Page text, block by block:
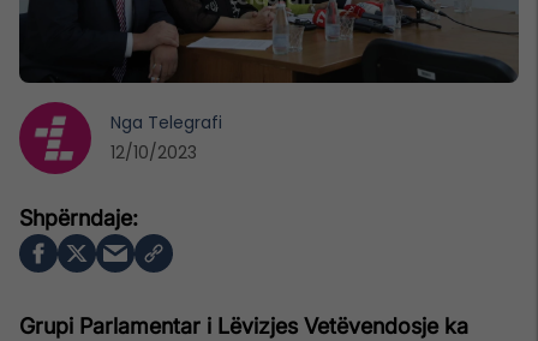
Grupi Parlamentar i Lëvizjes Vetëvendosje ka
Nga Telegrafi
12/10/2023